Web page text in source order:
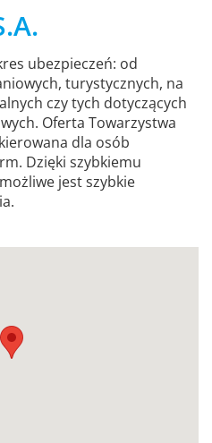
ubezpieczeń: od
turystycznych, na
czy tych dotyczących
Oferta Towarzystwa
dla osób
Dzięki szybkiemu
jest szybkie